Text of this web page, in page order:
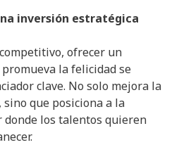
inversión estratégica
ofrecer un
la felicidad se
clave. No solo mejora la
que posiciona a la
donde los talentos quieren